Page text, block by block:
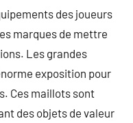
des joueurs
marques de mettre
Les grandes
exposition pour
Ces maillots sont
des objets de valeur